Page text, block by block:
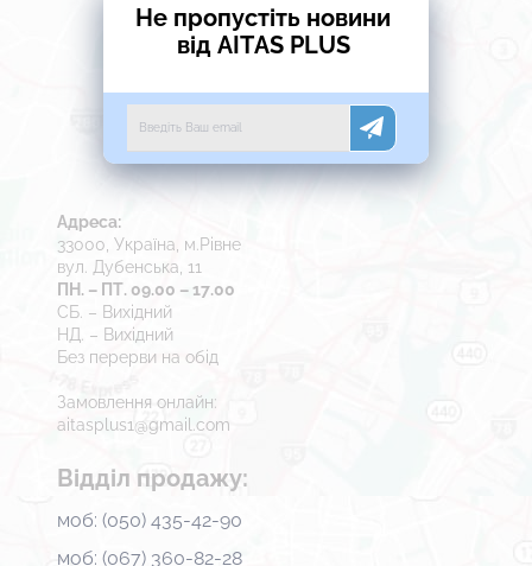
Не пропустіть новини
від AITAS PLUS
Адреса:
33000, Україна, м.Рівне
вул. Дубенська, 11
ПН. – ПТ. 09.00 – 17.00
СБ. – Вихідний
НД. – Вихідний
Без перерви на обід
Замовлення онлайн:
aitasplus1@gmail.com
Відділ продажу:
моб: (050) 435-42-90
моб: (067) 360-82-28